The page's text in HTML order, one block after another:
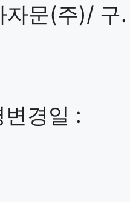
자문(주)/ 구.
경일 :